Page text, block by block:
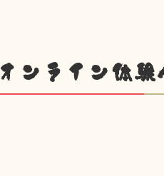
オンライン体